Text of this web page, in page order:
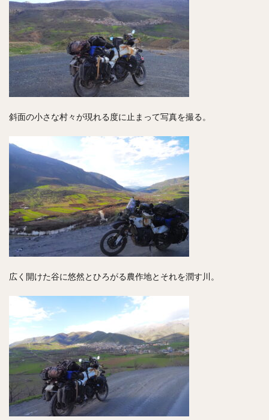
斜面の小さな村々が現れる度に止まって写真を撮る。
広く開けた谷に悠然とひろがる農作地とそれを潤す川。